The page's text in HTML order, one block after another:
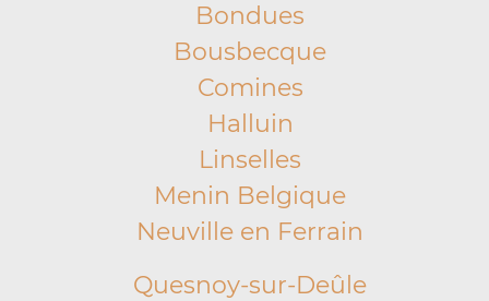
Bondues
Bousbecque
Comines
Halluin
Linselles
Menin Belgique
Neuville en Ferrain
Quesnoy-sur-Deûle